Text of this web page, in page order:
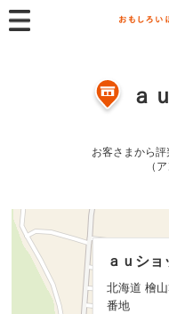
ａ
お客さまから
（
ａｕシ
北海道 檜
番地
ａｕシ
北海道 檜
番地